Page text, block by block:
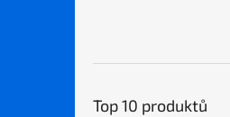
Top 10 produktů